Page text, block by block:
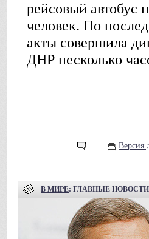
рейсовый автобус
человек. По
акты совершила
ДНР несколько
Версия
В МИРЕ: ГЛАВНЫЕ НОВОСТИ